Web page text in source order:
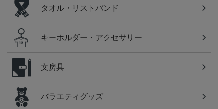
タオル・リストバンド
キーホルダー・アクセサリー
文房具
バラエティグッズ